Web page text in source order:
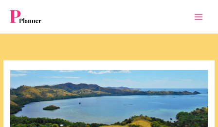
content